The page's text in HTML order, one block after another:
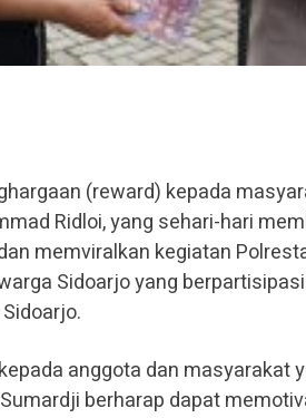
(reward) kepada
Ridloi, yang sehari-hari
memviralkan kegiatan
Sidoarjo yang
anggota dan masyarakat
berharap dapat